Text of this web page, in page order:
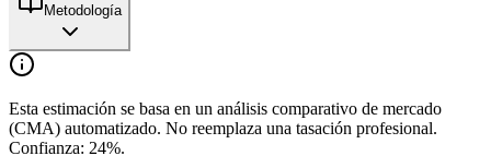
Metodología
Esta estimación se basa en un análisis comparativo de mercado
(CMA) automatizado. No reemplaza una tasación profesional.
Confianza: 24%.